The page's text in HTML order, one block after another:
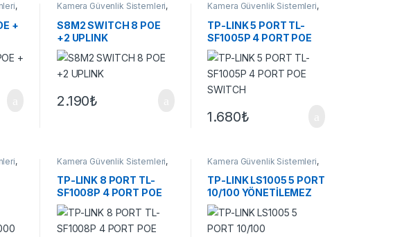
,
+
Kamera Güvenlik Sistemleri,
S8M2 SWITCH 8 POE
+2 UPLINK
2.190₺
Kamera Güvenlik Sistemleri,
TP-LINK 5 PORT TL-
SF1005P 4 PORT POE
SWITCH
1.680₺
,
Kamera Güvenlik Sistemleri,
TP-LINK 8 PORT TL-
SF1008P 4 PORT POE
SWITCH
Kamera Güvenlik Sistemleri,
TP-LINK LS1005 5 PORT
10/100 YÖNETİLEMEZ
SWITCH